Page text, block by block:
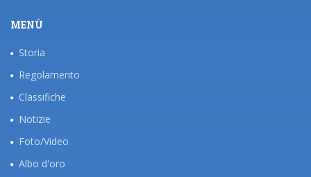
MENÙ
Storia
Regolamento
Classifiche
Notizie
Foto/Video
Albo d'oro